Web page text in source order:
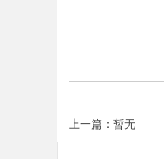
上一篇：暂无